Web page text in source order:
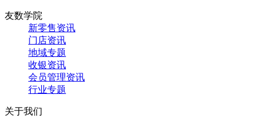
友数学院
新零售资讯
门店资讯
地域专题
收银资讯
会员管理资讯
行业专题
关于我们